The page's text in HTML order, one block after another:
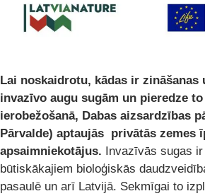
Lai noskaidrotu, kādas ir zināšanas
invazīvo augu sugām un pieredze
ierobežošanā, Dabas aizsardzības
Pārvalde) aptaujās privātās zemes
apsaimniekotājus. Invazīvās sugas
būtiskākajiem bioloģiskās
pasaulē un arī Latvijā. Sekmīgai to